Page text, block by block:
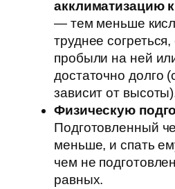
акклиматизацию
— тем меньше
труднее
пробыли на ней
достаточно долго
зависит от
Физическую
Подготовленный
меньше, и спать
чем не
равных.